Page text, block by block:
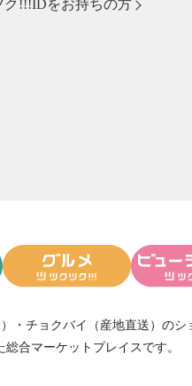
ク!!!IDをお持ちの方
・ チョクバイ（産地直送） のシ
総合マーケットプレイスです。